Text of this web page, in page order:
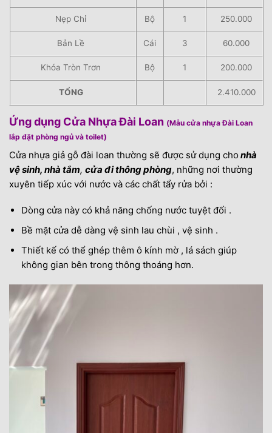
Nẹp Chỉ Bộ 1 250.000
Bản Lề Cái 3 60.000
Khóa Tròn Trơn Bộ 1 200.000
TỔNG 2.410.000
Ứng dụng Cửa Nhựa Đài Loan (Mẫu cửa nhựa Đài Loan
lắp đặt phòng ngủ và toilet)
Cửa nhựa giả gỗ đài loan thường sẽ được sử dụng cho nhà
vệ sinh, nhà tắm, cửa đi thông phòng, những nơi thường
xuyên tiếp xúc với nước và các chất tẩy rửa bởi :
Dòng cửa này có khả năng chống nước tuyệt đối .
Bề mặt cửa dễ dàng vệ sinh lau chùi , vệ sinh .
Thiết kế có thể ghép thêm ô kính mờ , lá sách giúp
không gian bên trong thông thoáng hơn.